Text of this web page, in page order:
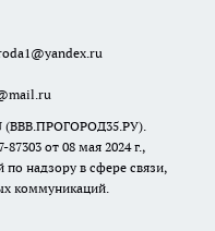
(ВВВ.ПРОГОРОД35.РУ).
от 08 мая 2024 г.,
надзору в сфере связи,
коммуникаций.